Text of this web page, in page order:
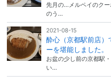
先月の…メルペイのク
のう…
2021-08-15
酔心（京都駅前店）
ーを堪能しました。
お盆の少し前の京都駅
い…